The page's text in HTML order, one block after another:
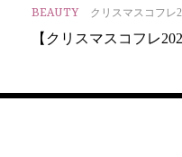
BEAUTY クリスマスコフレ
【クリスマスコフレ